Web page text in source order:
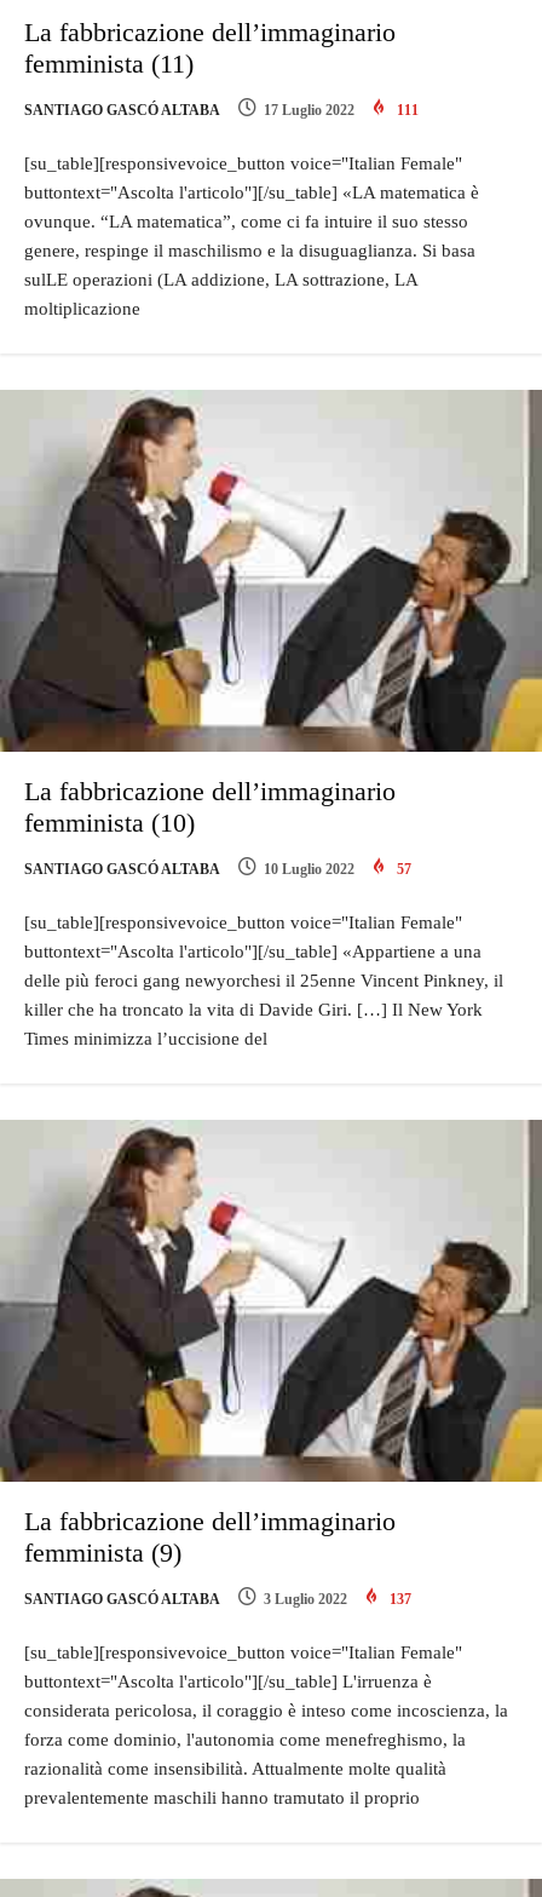
La fabbricazione dell’immaginario
femminista (11)
SANTIAGO GASCÓ ALTABA 17 Luglio 2022 111
[su_table][responsivevoice_button voice="Italian Female"
buttontext="Ascolta l'articolo"][/su_table] «LA matematica è
ovunque. “LA matematica”, come ci fa intuire il suo stesso
genere, respinge il maschilismo e la disuguaglianza. Si basa
sulLE operazioni (LA addizione, LA sottrazione, LA
moltiplicazione
La fabbricazione dell’immaginario
femminista (10)
SANTIAGO GASCÓ ALTABA 10 Luglio 2022 57
[su_table][responsivevoice_button voice="Italian Female"
buttontext="Ascolta l'articolo"][/su_table] «Appartiene a una
delle più feroci gang newyorchesi il 25enne Vincent Pinkney, il
killer che ha troncato la vita di Davide Giri. […] Il New York
Times minimizza l’uccisione del
La fabbricazione dell’immaginario
femminista (9)
SANTIAGO GASCÓ ALTABA 3 Luglio 2022 137
[su_table][responsivevoice_button voice="Italian Female"
buttontext="Ascolta l'articolo"][/su_table] L'irruenza è
considerata pericolosa, il coraggio è inteso come incoscienza, la
forza come dominio, l'autonomia come menefreghismo, la
razionalità come insensibilità. Attualmente molte qualità
prevalentemente maschili hanno tramutato il proprio